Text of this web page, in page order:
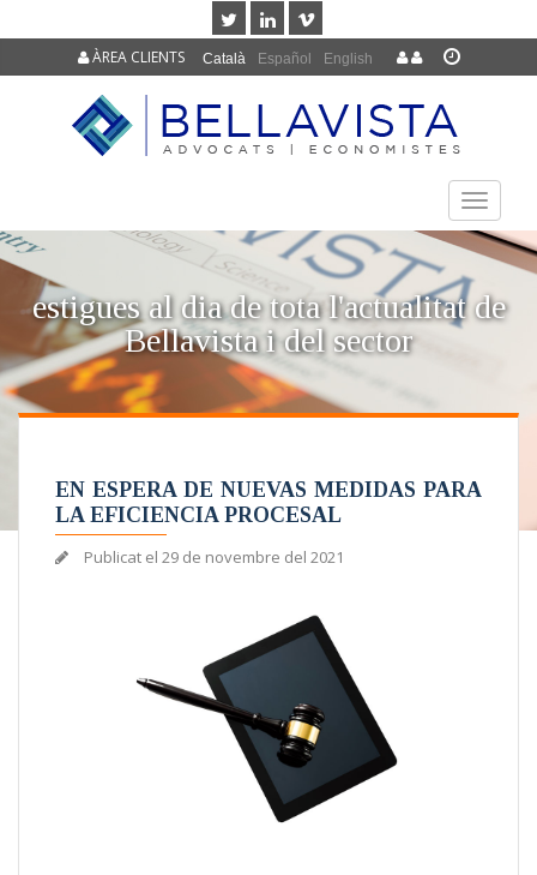
Català Español English
ÀREA CLIENTS
TOGGLE
estigues al dia de tota l'actualitat de
Bellavista i del sector
EN ESPERA DE NUEVAS MEDIDAS PARA
LA EFICIENCIA PROCESAL
Publicat el 29 de novembre del 2021